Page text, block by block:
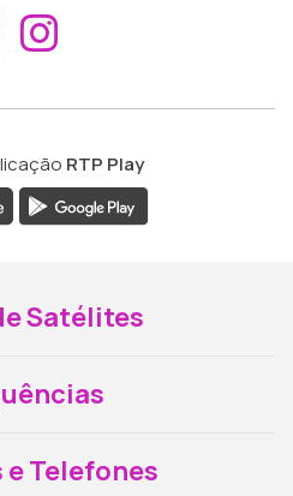
Aceder ao
RTP Play
Satélites
e Telefones